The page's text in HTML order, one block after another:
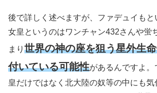
後で詳しく述べますが、ファデュイも
女皇というのはワンチャン432さんや蛍
まり 世界の神の座を狙う星外生
付いている可能性があるんですよ
皇だけではなく北大陸の奴等の中にも